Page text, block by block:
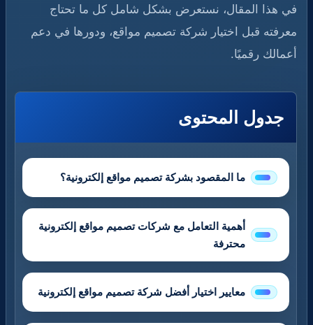
في هذا المقال، نستعرض بشكل شامل كل ما تحتاج
معرفته قبل اختيار شركة تصميم مواقع، ودورها في دعم
أعمالك رقميًا.
جدول المحتوى
ما المقصود بشركة تصميم مواقع إلكترونية؟
أهمية التعامل مع شركات تصميم مواقع إلكترونية
محترفة
معايير اختيار أفضل شركة تصميم مواقع إلكترونية